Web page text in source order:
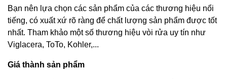
Bạn nên lựa chọn các sản phẩm của các thương hiệu nổi
tiếng, có xuất xứ rõ ràng để chất lượng sản phẩm được tốt
nhất. Tham khảo một số thương hiệu vòi rửa uy tín như
Viglacera, ToTo, Kohler,...
Giá thành sản phẩm